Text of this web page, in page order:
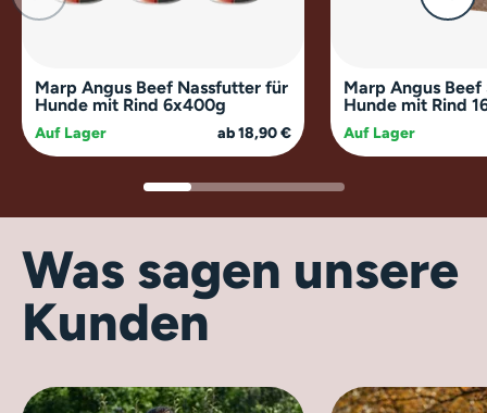
Marp Angus Beef Nassfutter für
Hunde mit Rind 6x400g
Auf Lager ab 18,90 €
Marp Angus
Hunde mit Rind
Auf Lager
Was sagen unsere
Kunden